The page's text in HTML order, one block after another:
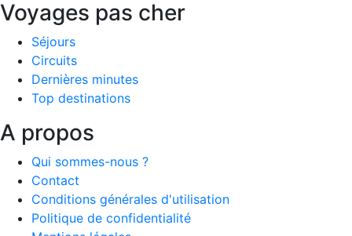
Voyages pas cher
Séjours
Circuits
Dernières minutes
Top destinations
A propos
Qui sommes-nous ?
Contact
Conditions générales d'utilisation
Politique de confidentialité